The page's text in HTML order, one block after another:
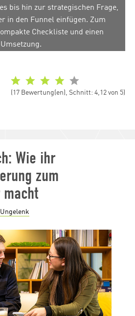
bis hin zur strategischen Frage,
in den Funnel einfügen. Zum
Checkliste und einen
(17 Bewertung(en), Schnitt: 4,12 von 5)
Wie ihr
zum